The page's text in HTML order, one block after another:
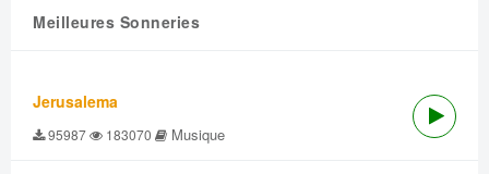
Meilleures Sonneries
Jerusalema
95987 183070 Musique